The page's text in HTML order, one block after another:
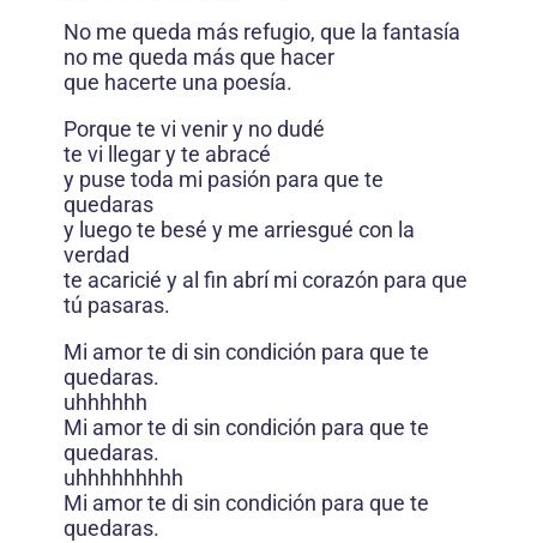
No me queda más refugio, que la fantasía
no me queda más que hacer
que hacerte una poesía.
Porque te vi venir y no dudé
te vi llegar y te abracé
y puse toda mi pasión para que te
quedaras
y luego te besé y me arriesgué con la
verdad
te acaricié y al fin abrí mi corazón para que
tú pasaras.
Mi amor te di sin condición para que te
quedaras.
uhhhhhh
Mi amor te di sin condición para que te
quedaras.
uhhhhhhhhh
Mi amor te di sin condición para que te
quedaras.